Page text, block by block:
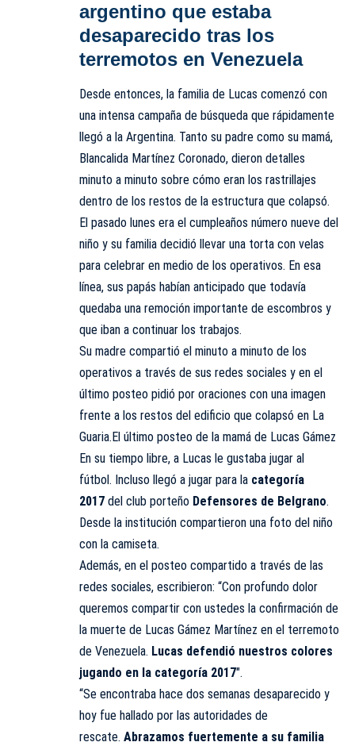
argentino que estaba
desaparecido tras los
terremotos en Venezuela
Desde entonces, la familia de Lucas comenzó con
una intensa campaña de búsqueda que rápidamente
llegó a la Argentina. Tanto su padre como su mamá,
Blancalida Martínez Coronado, dieron detalles
minuto a minuto sobre cómo eran los rastrillajes
dentro de los restos de la estructura que colapsó.
El pasado lunes era el cumpleaños número nueve del
niño y su familia decidió llevar una torta con velas
para celebrar en medio de los operativos. En esa
línea, sus papás habían anticipado que todavía
quedaba una remoción importante de escombros y
que iban a continuar los trabajos.
Su madre compartió el minuto a minuto de los
operativos a través de sus redes sociales y en el
último posteo pidió por oraciones con una imagen
frente a los restos del edificio que colapsó en La
Guaria.El último posteo de la mamá de Lucas Gámez
En su tiempo libre, a Lucas le gustaba jugar al
fútbol. Incluso llegó a jugar para la categoría
2017 del club porteño Defensores de Belgrano.
Desde la institución compartieron una foto del niño
con la camiseta.
Además, en el posteo compartido a través de las
redes sociales, escribieron: “Con profundo dolor
queremos compartir con ustedes la confirmación de
la muerte de Lucas Gámez Martínez en el terremoto
de Venezuela. Lucas defendió nuestros colores
jugando en la categoría 2017″.
“Se encontraba hace dos semanas desaparecido y
hoy fue hallado por las autoridades de
rescate. Abrazamos fuertemente a su familia